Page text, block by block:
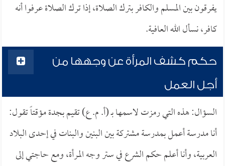
يفرقون بين المسلم والكافر بترك الصلاة، إذا ترك الصلاة عرفوا أنه
كافر، نسأل الله العافية.
حكم كشف المرأة عن وجهها من
أجل العمل
السؤال: هذه التي رمزت لاسمها بـ (أ. م. ع) تقيم بجدة مؤقتاً تقول:
أنا مدرسة أعمل بمدرسة مشتركة بين البنين والبنات في إحدى البلاد
العربية، وأنا أعلم حكم الشرع في ستر وجه المرأة، ومع حاجتي إلى